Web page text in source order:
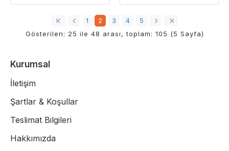
1 2 3 4
5
Gösterilen: 25 ile 48 arası, toplam: 105 (5 Sayfa)
Kurumsal
İletişim
Şartlar & Koşullar
Teslimat Bilgileri
Hakkımızda